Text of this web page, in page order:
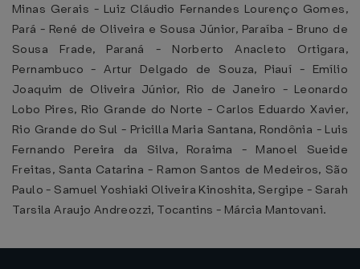
Minas Gerais - Luiz Cláudio Fernandes Lourenço Gomes,
Pará - René de Oliveira e Sousa Júnior, Paraíba - Bruno de
Sousa Frade, Paraná - Norberto Anacleto Ortigara,
Pernambuco - Artur Delgado de Souza, Piauí - Emílio
Joaquim de Oliveira Júnior, Rio de Janeiro - Leonardo
Lobo Pires, Rio Grande do Norte - Carlos Eduardo Xavier,
Rio Grande do Sul - Pricilla Maria Santana, Rondônia - Luis
Fernando Pereira da Silva, Roraima - Manoel Sueide
Freitas, Santa Catarina - Ramon Santos de Medeiros, São
Paulo - Samuel Yoshiaki Oliveira Kinoshita, Sergipe - Sarah
Tarsila Araujo Andreozzi, Tocantins - Márcia Mantovani.